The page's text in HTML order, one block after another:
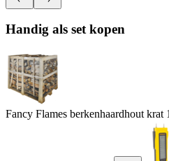
Handig als set kopen
Fancy Flames berkenhaardhout krat